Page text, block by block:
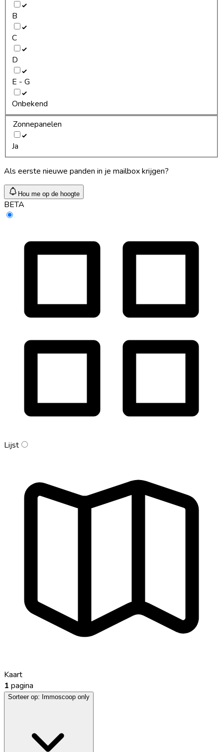
B
C
D
E - G
Onbekend
Zonnepanelen
Ja
Als eerste nieuwe panden in je mailbox krijgen?
Hou me op de hoogte
BETA
Lijst
Kaart
1 pagina
Sorteer op: Immoscoop only